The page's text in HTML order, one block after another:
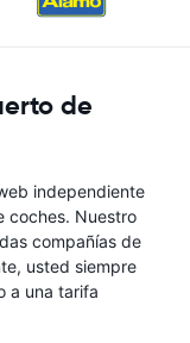
de
independiente
coches. Nuestro
compañías de
usted siempre
a una tarifa